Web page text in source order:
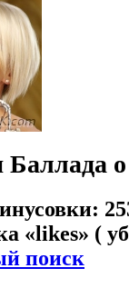
Баллада
«likes» (
поиск